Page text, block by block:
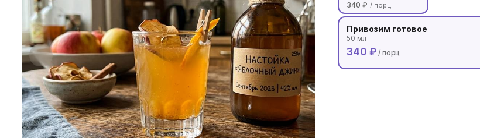
340 ₽ / порц
Привозим готовое
50 мл
340 ₽ / порц